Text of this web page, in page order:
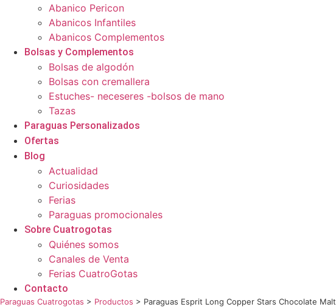
Abanico Pericon
Abanicos Infantiles
Abanicos Complementos
Bolsas y Complementos
Bolsas de algodón
Bolsas con cremallera
Estuches- neceseres -bolsos de mano
Tazas
Paraguas Personalizados
Ofertas
Blog
Actualidad
Curiosidades
Ferias
Paraguas promocionales
Sobre Cuatrogotas
Quiénes somos
Canales de Venta
Ferias CuatroGotas
Contacto
Paraguas Cuatrogotas > Productos > Paraguas Esprit Long Copper Stars Chocolate Malt